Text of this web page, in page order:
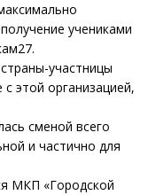
учениками
участницы
этой организацией,
сменой всего
и частично для
МКП «Городской